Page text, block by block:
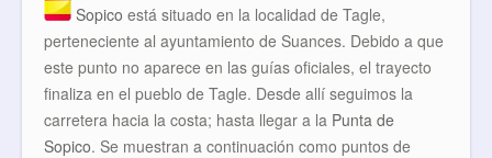
Sopico está situado en la localidad de Tagle,
perteneciente al ayuntamiento de Suances. Debido a que
este punto no aparece en las guías oficiales, el trayecto
finaliza en el pueblo de Tagle. Desde allí seguimos la
carretera hacia la costa; hasta llegar a la Punta de
Sopico. Se muestran a continuación como puntos de